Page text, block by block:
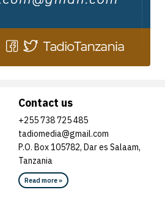
Contact us
+255 738 725 485
tadiomedia@gmail.com
P.O. Box 105782, Dar es Salaam,
Tanzania
Read more »